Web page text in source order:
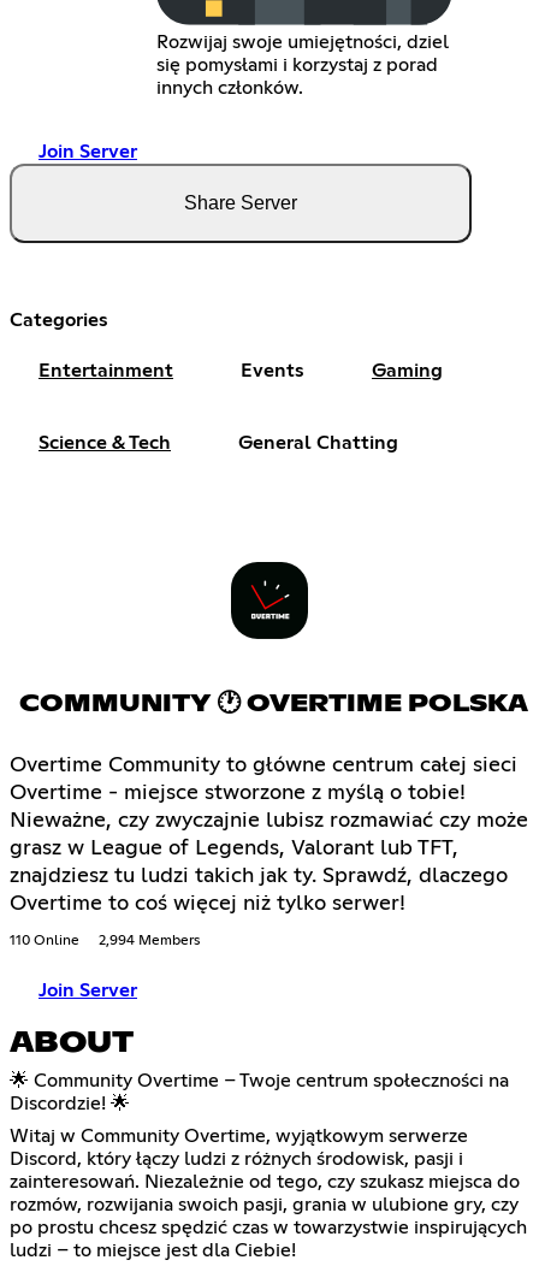
Rozwijaj swoje umiejętności, dziel
się pomysłami i korzystaj z porad
innych członków.
Join Server
Share Server
Categories
Entertainment Events Gaming
Science & Tech General Chatting
COMMUNITY 🕐 OVERTIME POLSKA
Overtime Community to główne centrum całej sieci
Overtime - miejsce stworzone z myślą o tobie!
Nieważne, czy zwyczajnie lubisz rozmawiać czy może
grasz w League of Legends, Valorant lub TFT,
znajdziesz tu ludzi takich jak ty. Sprawdź, dlaczego
Overtime to coś więcej niż tylko serwer!
110 Online 2,994 Members
Join Server
ABOUT
🌟 Community Overtime – Twoje centrum społeczności na
Discordzie! 🌟
Witaj w Community Overtime, wyjątkowym serwerze
Discord, który łączy ludzi z różnych środowisk, pasji i
zainteresowań. Niezależnie od tego, czy szukasz miejsca do
rozmów, rozwijania swoich pasji, grania w ulubione gry, czy
po prostu chcesz spędzić czas w towarzystwie inspirujących
ludzi – to miejsce jest dla Ciebie!